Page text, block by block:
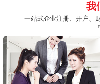
我
一站式企业注册、开户、